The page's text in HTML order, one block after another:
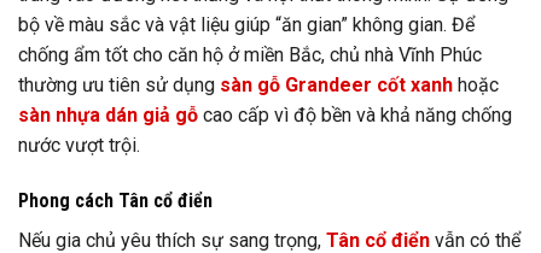
bộ về màu sắc và vật liệu giúp “ăn gian” không gian. Để
chống ẩm tốt cho căn hộ ở miền Bắc, chủ nhà Vĩnh Phúc
thường ưu tiên sử dụng sàn gỗ Grandeer cốt xanh hoặc
sàn nhựa dán giả gỗ cao cấp vì độ bền và khả năng chống
nước vượt trội.
Phong cách Tân cổ điển
Nếu gia chủ yêu thích sự sang trọng, Tân cổ điển vẫn có thể